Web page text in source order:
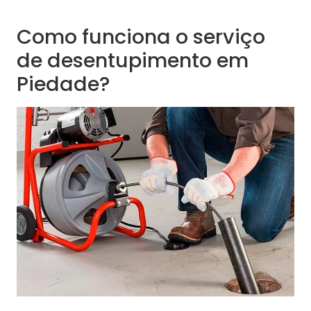
Como funciona o serviço
de desentupimento em
Piedade?